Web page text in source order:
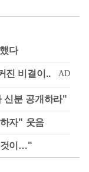
다
신분 공개하라"
자" 웃음
것이…"